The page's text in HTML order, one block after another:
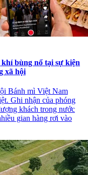
bùng nổ tại sự kiện
xã hội
Bánh mì Việt Nam
Ghi nhận của phóng
khách trong nước
gian hàng rơi vào